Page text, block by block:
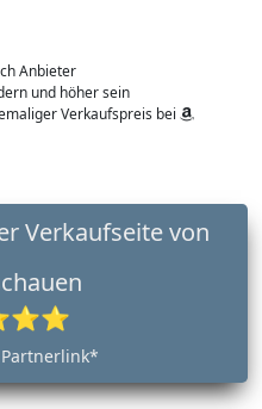
Anbieter
und höher sein
Verkaufspreis bei